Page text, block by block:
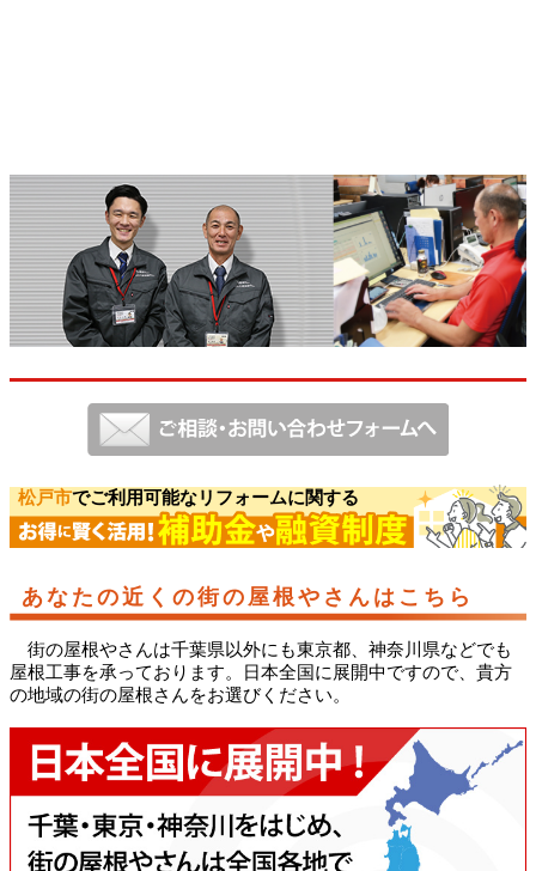
松戸市でご利用可能なリフォームに関する
あなたの近くの街の屋根やさんはこちら
街の屋根やさんは千葉県以外にも東京都、神奈川県などでも
屋根工事を承っております。日本全国に展開中ですので、貴方
の地域の街の屋根さんをお選びください。